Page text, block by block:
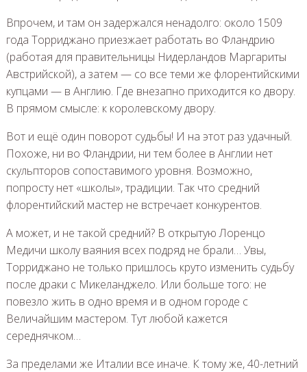
Впрочем, и там он задержался ненадолго: около 1509
года Торриджано приезжает работать во Фландрию
(работая для правительницы Нидерландов Маргариты
Австрийской), а затем — со все теми же флорентийскими
купцами — в Англию. Где внезапно приходится ко двору.
В прямом смысле: к королевскому двору.
Вот и ещё один поворот судьбы! И на этот раз удачный.
Похоже, ни во Фландрии, ни тем более в Англии нет
скульпторов сопоставимого уровня. Возможно,
попросту нет «школы», традиции. Так что средний
флорентийский мастер не встречает конкурентов.
А может, и не такой средний? В открытую Лоренцо
Медичи школу ваяния всех подряд не брали… Увы,
Торриджано не только пришлось круто изменить судьбу
после драки с Микеланджело. Или больше того: не
повезло жить в одно время и в одном городе с
Величайшим мастером. Тут любой кажется
середнячком…
За пределами же Италии все иначе. К тому же, 40-летний